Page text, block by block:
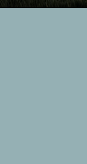
Dzięki nam